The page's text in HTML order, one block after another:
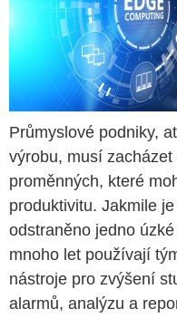
Průmyslové podniky,
výrobu, musí
proměnných, které
produktivitu. Jakmile
odstraněno jedno
mnoho let používají
nástroje pro zvýšení
alarmů, analýzu a